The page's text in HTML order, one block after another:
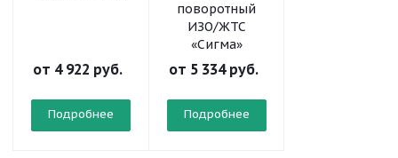
от 4 922 руб.
Подробнее
поворотный
ИЗО/ЖТС
«Сигма»
от 5 334 руб.
Подробнее